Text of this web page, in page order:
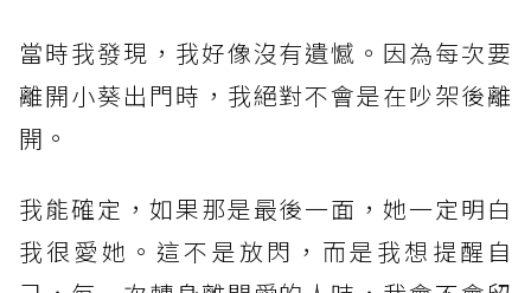
當時我發現，我好像沒有遺憾。因為每次要
離開小葵出門時，我絕對不會是在吵架後離
開。⠀⠀
我能確定，如果那是最後一面，她一定明白
我很愛她。這不是放閃，而是我想提醒自